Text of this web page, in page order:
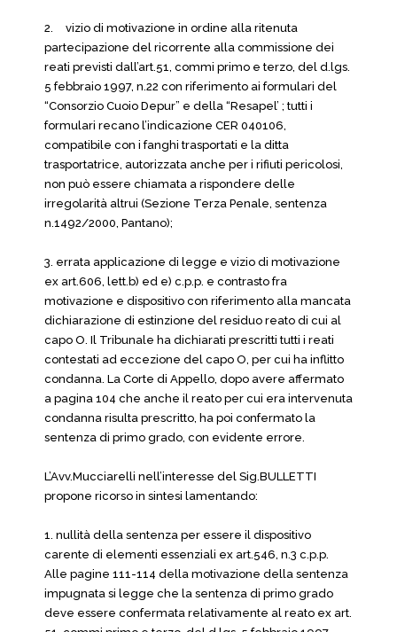
2.
vizio di motivazione in ordine alla ritenuta
partecipazione del ricorrente alla commissione dei
reati previsti dall’art.51, commi primo e terzo, del d.lgs.
5 febbraio 1997, n.22 con riferimento ai formulari del
“Consorzio Cuoio Depur” e della “Resapel’ ; tutti i
formulari recano l’indicazione CER 040106,
compatibile con i fanghi trasportati e la ditta
trasportatrice, autorizzata anche per i rifiuti pericolosi,
non può essere chiamata a rispondere delle
irregolarità altrui (Sezione Terza Penale, sentenza
n.1492/2000, Pantano);
3. errata applicazione di legge e vizio di motivazione
ex art.606, lett.b) ed e) c.p.p. e contrasto fra
motivazione e dispositivo con riferimento alla mancata
dichiarazione di estinzione del residuo reato di cui al
capo O. Il Tribunale ha dichiarati prescritti tutti i reati
contestati ad eccezione del capo O, per cui ha inflitto
condanna. La Corte di Appello, dopo avere affermato
a pagina 104 che anche il reato per cui era intervenuta
condanna risulta prescritto, ha poi confermato la
sentenza di primo grado, con evidente errore.
L’Avv.Mucciarelli nell’interesse del Sig.BULLETTI
propone ricorso in sintesi lamentando:
1. nullità della sentenza per essere il dispositivo
carente di elementi essenziali ex art.546, n.3 c.p.p.
Alle pagine 111-114 della motivazione della sentenza
impugnata si legge che la sentenza di primo grado
deve essere confermata relativamente al reato ex art.